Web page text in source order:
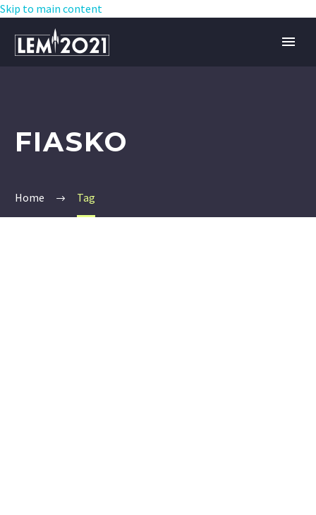
Skip to main content
FIASKO
Home Tag